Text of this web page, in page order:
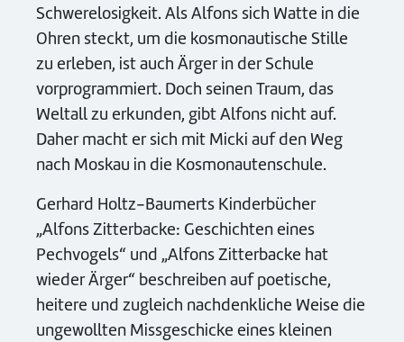
Schwerelosigkeit. Als Alfons sich Watte in die
Ohren steckt, um die kosmonautische Stille
zu erleben, ist auch Ärger in der Schule
vorprogrammiert. Doch seinen Traum, das
Weltall zu erkunden, gibt Alfons nicht auf.
Daher macht er sich mit Micki auf den Weg
nach Moskau in die Kosmonautenschule.
Gerhard Holtz-Baumerts Kinderbücher
„Alfons Zitterbacke: Geschichten eines
Pechvogels“ und „Alfons Zitterbacke hat
wieder Ärger“ beschreiben auf poetische,
heitere und zugleich nachdenkliche Weise die
ungewollten Missgeschicke eines kleinen